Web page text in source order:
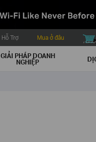
Hỗ Trợ Mua ở đâu
buy
GIẢI PHÁP DOANH
NGHIỆP